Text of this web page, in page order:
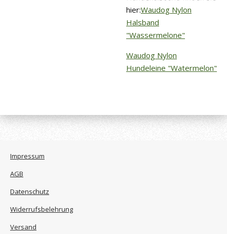
hier:Waudog Nylon
Halsband
"Wassermelone"
Waudog Nylon
Hundeleine "Watermelon"
Impressum
AGB
Datenschutz
Widerrufsbelehrung
Versand